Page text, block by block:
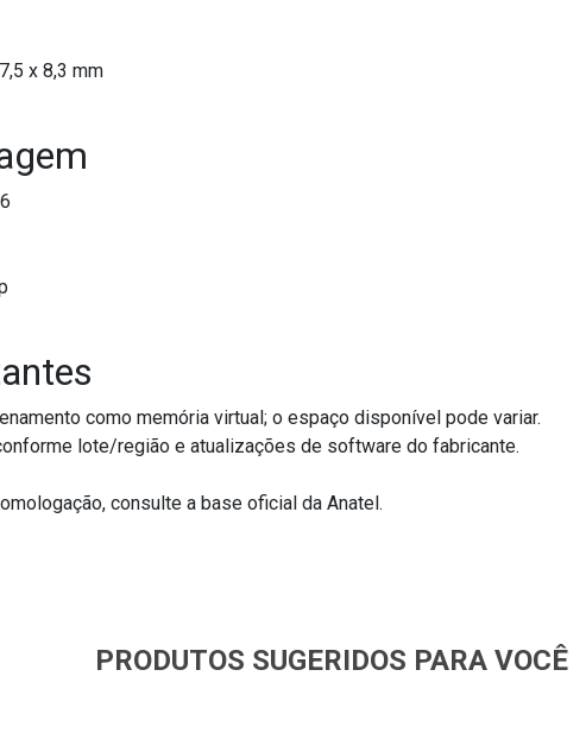
x 8,3 mm
como memória virtual; o espaço disponível pode variar.
lote/região e atualizações de software do fabricante.
consulte a base oficial da Anatel.
PRODUTOS SUGERIDOS PARA VOCÊ